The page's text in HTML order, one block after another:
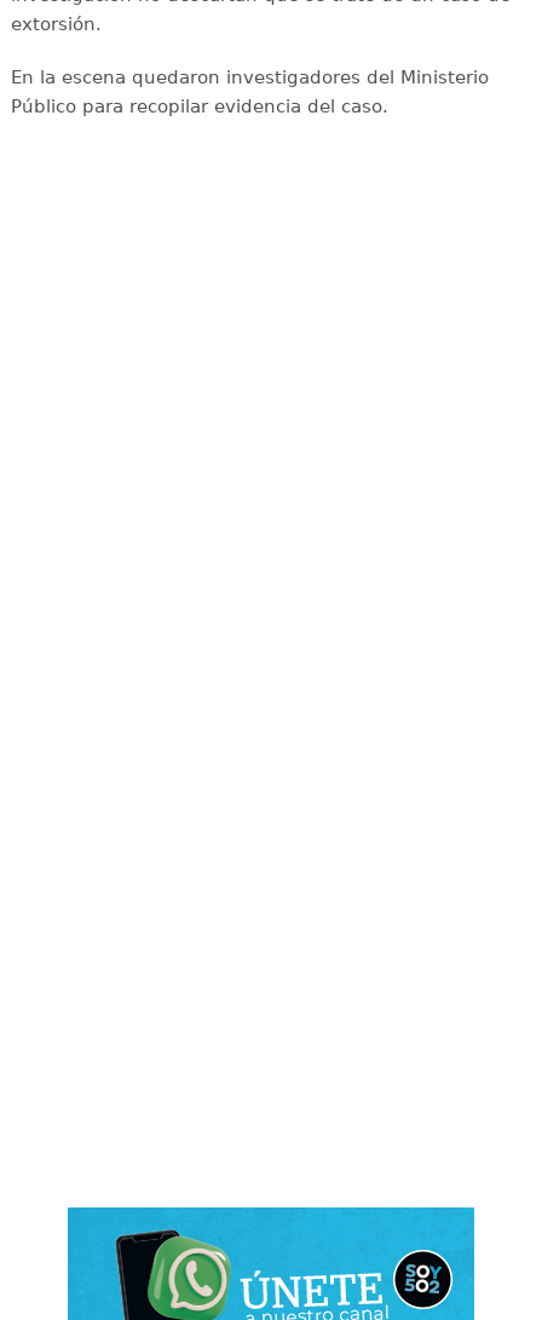
extorsión.
En la escena quedaron investigadores del Ministerio
Público para recopilar evidencia del caso.